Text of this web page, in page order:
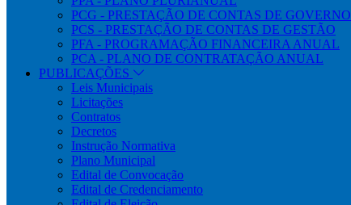
PCG - PRESTAÇÃO DE CONTAS DE GOVERNO
PCS - PRESTAÇÃO DE CONTAS DE GESTÃO
PFA - PROGRAMAÇÃO FINANCEIRA ANUAL
PCA - PLANO DE CONTRATAÇÃO ANUAL
PUBLICAÇÕES
Leis Municipais
Licitações
Contratos
Decretos
Instrução Normativa
Plano Municipal
Edital de Convocação
Edital de Credenciamento